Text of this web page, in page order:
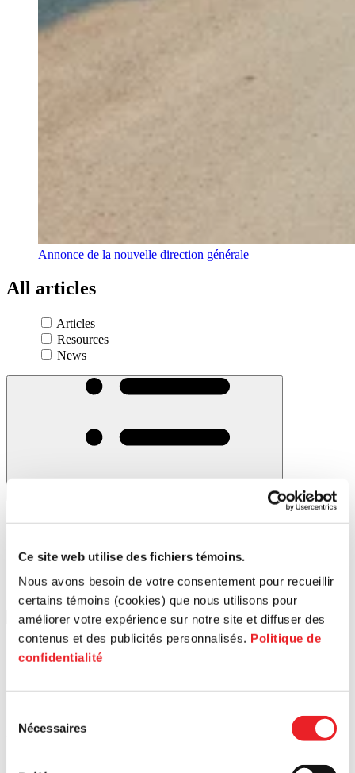
Ce site web utilise des fichiers témoins.
Nous avons besoin de votre consentement pour recueillir
certains témoins (cookies) que nous utilisons pour
améliorer votre expérience sur notre site et diffuser des
contenus et des publicités personnalisés. Politique de
confidentialité
Nécessaires
Annonce de la nouvelle direction générale
All articles
Articles
Resources
News